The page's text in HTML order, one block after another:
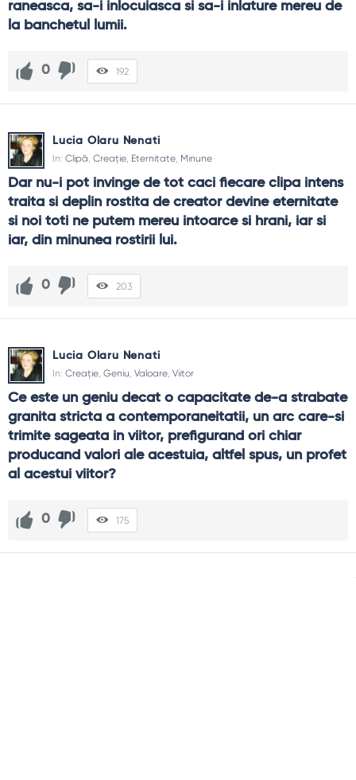
raneasca, sa-i inlocuiasca si sa-i inlature mereu de
la banchetul lumii.
0 192
Lucia Olaru Nenati
In: Clipă, Creație, Eternitate, Minune
Dar nu-i pot invinge de tot caci fiecare clipa intens
traita si deplin rostita de creator devine eternitate
si noi toti ne putem mereu intoarce si hrani, iar si
iar, din minunea rostirii lui.
0 203
Lucia Olaru Nenati
In: Creație, Geniu, Valoare, Viitor
Ce este un geniu decat o capacitate de-a strabate
granita stricta a contemporaneitatii, un arc care-si
trimite sageata in viitor, prefigurand ori chiar
producand valori ale acestuia, altfel spus, un profet
al acestui viitor?
0 175